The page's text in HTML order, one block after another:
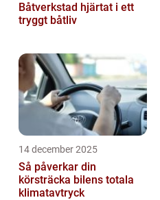
Båtverkstad hjärtat i ett
tryggt båtliv
14 december 2025
Så påverkar din
körsträcka bilens totala
klimatavtryck